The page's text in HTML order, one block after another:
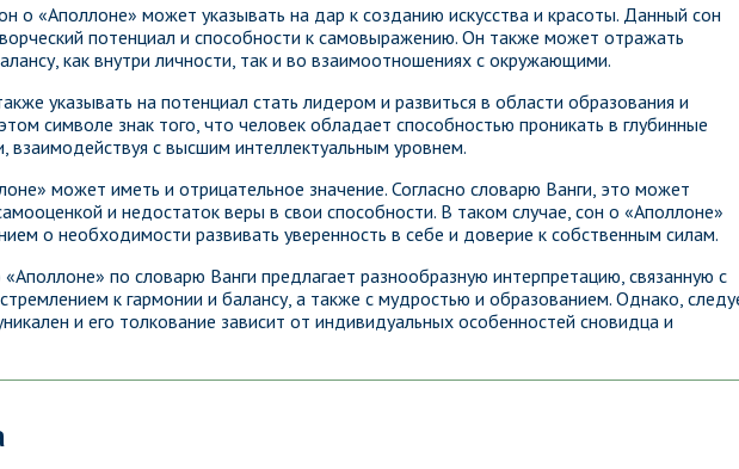
о «Аполлоне» может указывать на дар к созданию искусства и красоты. Данный сон
потенциал и способности к самовыражению. Он также может отражать
как внутри личности, так и во взаимоотношениях с окружающими.
указывать на потенциал стать лидером и развиться в области образования и
символе знак того, что человек обладает способностью проникать в глубинные
взаимодействуя с высшим интеллектуальным уровнем.
может иметь и отрицательное значение. Согласно словарю Ванги, это может
и недостаток веры в свои способности. В таком случае, сон о «Аполлоне»
о необходимости развивать уверенность в себе и доверие к собственным силам.
по словарю Ванги предлагает разнообразную интерпретацию, связанную с
к гармонии и балансу, а также с мудростью и образованием. Однако,
и его толкование зависит от индивидуальных особенностей сновидца и